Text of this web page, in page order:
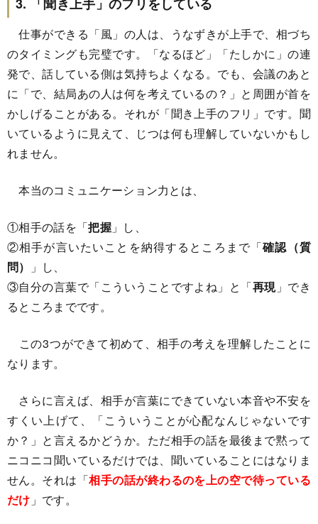
仕事ができる「風」の人は、うなずきが上手で、相づち
のタイミングも完璧です。「なるほど」「たしかに」の連
発で、話している側は気持ちよくなる。でも、会議のあと
に「で、結局あの人は何を考えているの？」と周囲が首を
かしげることがある。それが「聞き上手のフリ」です。聞
いているように見えて、じつは何も理解していないかもし
れません。
本当のコミュニケーション力とは、
①相手の話を「把握」し、
②相手が言いたいことを納得するところまで「確認（質
問）
」し、
③自分の言葉で「こういうことですよね」と「再現」でき
るところまでです。
この3つができて初めて、相手の考えを理解したことに
なります。
さらに言えば、相手が言葉にできていない本音や不安を
すくい上げて、「こういうことが心配なんじゃないです
か？」と言えるかどうか。ただ相手の話を最後まで黙って
ニコニコ聞いているだけでは、聞いていることにはなりま
せん。それは「相手の話が終わるのを上の空で待っている
だけ 」です。